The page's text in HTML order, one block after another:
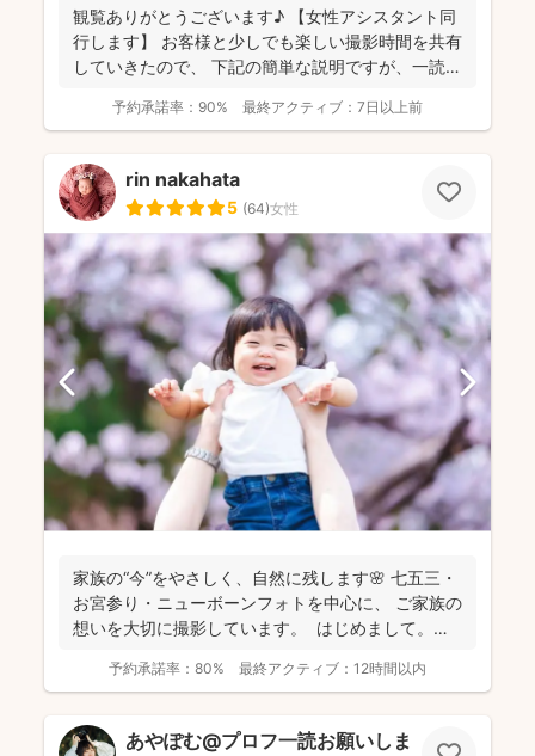
観覧ありがとうございます♪ 【女性アシスタント同
行します】 お客様と少しでも楽しい撮影時間を共有
していきたので、 下記の簡単な説明ですが、一読し
予約承諾率： 90% 最終アクティブ： 7日以上前
rin nakahata
5 (64)女性
家族の“今”をやさしく、自然に残します🌸 七五三・
お宮参り・ニューボーンフォトを中心に、 ご家族の
想いを大切に撮影しています。 はじめまして。
予約承諾率： 80% 最終アクティブ： 12時間以内
あやぽむ@プロフ一読お願いします⭕️